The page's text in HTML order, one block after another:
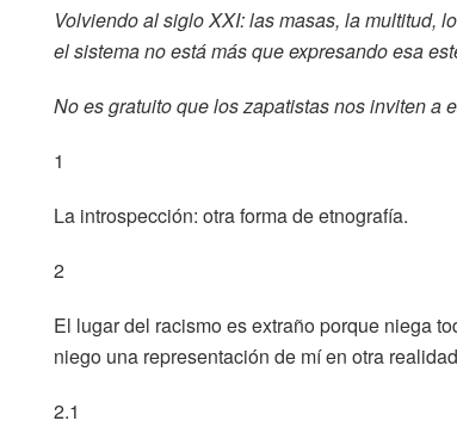
Volviendo al siglo XXI: las masas, la multitud,
el sistema no está más que expresando esa
No es gratuito que los zapatistas nos inviten a
1
La introspección: otra forma de etnografía.
2
El lugar del racismo es extraño porque niega
niego una representación de mí en otra
2.1